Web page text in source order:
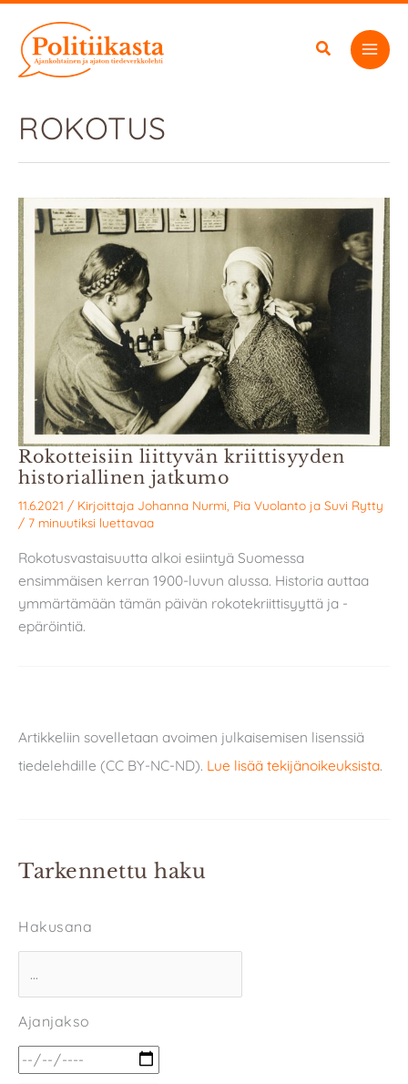
sisältöön
ROKOTUS
Rokotteisiin liittyvän kriittisyyden
historiallinen jatkumo
11.6.2021 / Kirjoittaja Johanna Nurmi Pia Vuolanto ja Suvi Rytty
/ 7 minuutiksi luettavaa
Rokotusvastaisuutta alkoi esiintyä Suomessa
ensimmäisen kerran 1900-luvun alussa. Historia auttaa
ymmärtämään tämän päivän rokotekriittisyyttä ja -
epäröintiä.
Artikkeliin sovelletaan avoimen julkaisemisen lisenssiä
tiedelehdille (CC BY-NC-ND). Lue lisää tekijänoikeuksista.
Tarkennettu haku
Hakusana
Ajanjakso